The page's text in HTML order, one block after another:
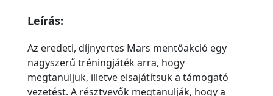
Leírás:
Az eredeti, díjnyertes Mars mentőakció egy
nagyszerű tréningjáték arra, hogy
megtanuljuk, illetve elsajátítsuk a támogató
vezetést. A résztvevők megtanulják, hogy a